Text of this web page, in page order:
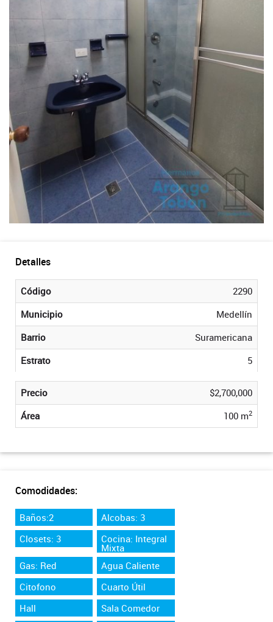
Detalles
Código
2290
Municipio
Medellín
Barrio
Suramericana
Estrato
5
Precio
$2,700,000
Área
100 m2
Comodidades:
Baños:2
Alcobas: 3
Closets: 3
Cocina: Integral
Mixta
Gas: Red
Agua Caliente
Citofono
Cuarto Útil
Hall
Sala Comedor